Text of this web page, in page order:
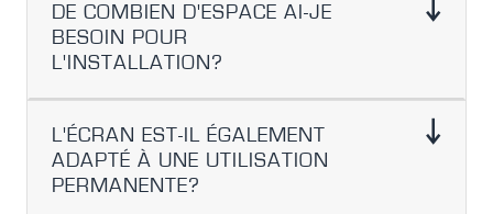
DE COMBIEN D'ESPACE AI-JE
BESOIN POUR
L'INSTALLATION?
L'ÉCRAN EST-IL ÉGALEMENT
ADAPTÉ À UNE UTILISATION
PERMANENTE?